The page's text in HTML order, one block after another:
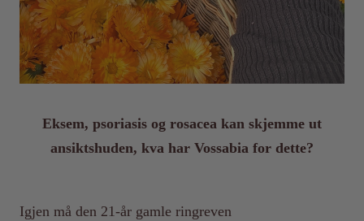
Eksem, psoriasis og rosacea kan skjemme ut
ansiktshuden, kva har Vossabia for dette?
Igjen må den 21-år gamle ringreven